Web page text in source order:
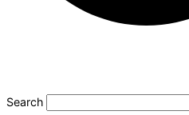
Search